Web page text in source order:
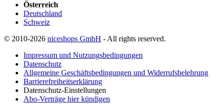
Österreich
Deutschland
Schweiz
© 2010-2026 niceshops GmbH - All rights reserved.
Impressum und Nutzungsbedingungen
Datenschutz
Allgemeine Geschäftsbedingungen und Widerrufsbelehrung
Barrierefreiheitserklärung
Datenschutz-Einstellungen
Abo-Verträge hier kündigen